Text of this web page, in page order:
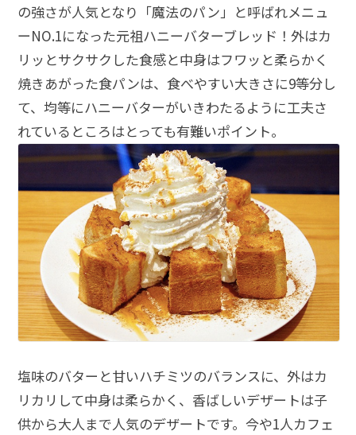
の強さが人気となり「魔法のパン」と呼ばれメニュ
ーNO.1になった元祖ハニーバターブレッド！外はカ
リッとサクサクした食感と中身はフワッと柔らかく
焼きあがった食パンは、食べやすい大きさに9等分し
て、均等にハニーバターがいきわたるように工夫さ
れているところはとっても有難いポイント。
塩味のバターと甘いハチミツのバランスに、外はカ
リカリして中身は柔らかく、香ばしいデザートは子
供から大人まで人気のデザートです。今や1人カフェ